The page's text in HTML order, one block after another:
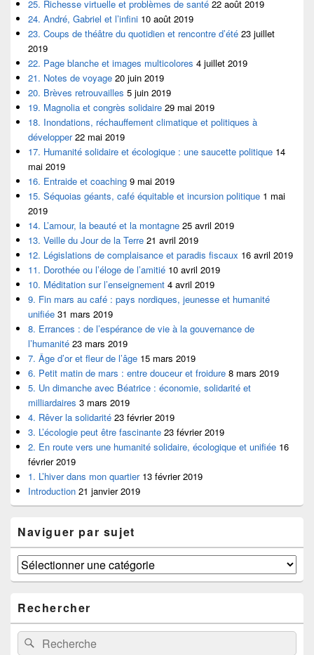
25. Richesse virtuelle et problèmes de santé 22 août 2019
24. André, Gabriel et l’infini 10 août 2019
23. Coups de théâtre du quotidien et rencontre d’été 23 juillet
2019
22. Page blanche et images multicolores 4 juillet 2019
21. Notes de voyage 20 juin 2019
20. Brèves retrouvailles 5 juin 2019
19. Magnolia et congrès solidaire 29 mai 2019
18. Inondations, réchauffement climatique et politiques à
développer 22 mai 2019
17. Humanité solidaire et écologique : une saucette politique 14
mai 2019
16. Entraide et coaching 9 mai 2019
15. Séquoias géants, café équitable et incursion politique 1 mai
2019
14. L’amour, la beauté et la montagne 25 avril 2019
13. Veille du Jour de la Terre 21 avril 2019
12. Législations de complaisance et paradis fiscaux 16 avril 2019
11. Dorothée ou l’éloge de l’amitié 10 avril 2019
10. Méditation sur l’enseignement 4 avril 2019
9. Fin mars au café : pays nordiques, jeunesse et humanité
unifiée 31 mars 2019
8. Errances : de l’espérance de vie à la gouvernance de
l’humanité 23 mars 2019
7. Âge d’or et fleur de l’âge 15 mars 2019
6. Petit matin de mars : entre douceur et froidure 8 mars 2019
5. Un dimanche avec Béatrice : économie, solidarité et
milliardaires 3 mars 2019
4. Rêver la solidarité 23 février 2019
3. L’écologie peut être fascinante 23 février 2019
2. En route vers une humanité solidaire, écologique et unifiée 16
février 2019
1. L’hiver dans mon quartier 13 février 2019
Introduction 21 janvier 2019
Naviguer par sujet
Naviguer
par
Rechercher
Recherche :Recherche